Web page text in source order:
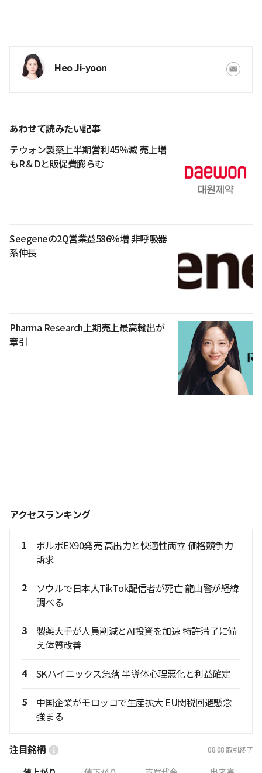
Heo Ji-yoon
あわせて読みたい記事
テウォン製薬上半期営利45％減 売上増
もR＆Dと販促費膨らむ
Seegeneの2Q営業益586％増 非呼吸器
系伸長
Pharma Research上期売上最高輸出が
牽引
アクセスランキング
1
ボルボEX90発売 高出力と快適性両立 価格競争力
訴求
2
ソウルで日本人TikTok配信者が死亡 龍山警が経緯
調べる
3
製薬大手が人員削減とAI投資を加速 特許満了に備
え体質改善
4 SKハイニックス急落 半導体心理悪化と利益確定
5
中国企業がモロッコで生産拡大 EU関税回避懸念
強まる
注目銘柄 08.08 取引終了